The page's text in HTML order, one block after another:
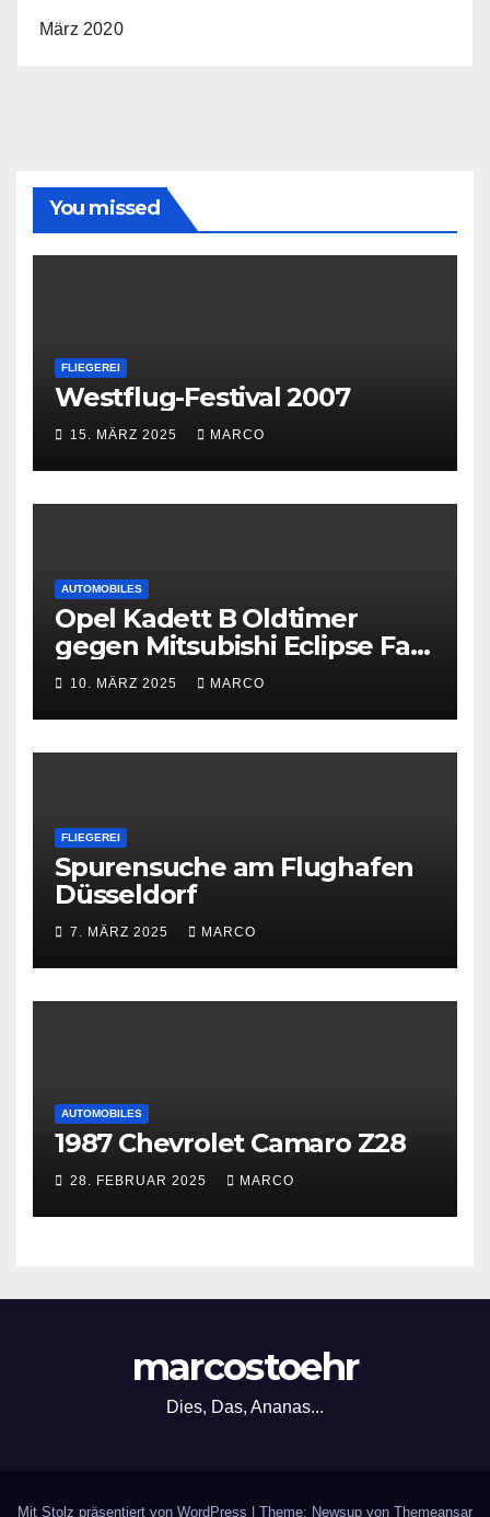
März 2020
You missed
FLIEGEREI
Westflug-Festival 2007
15. MÄRZ 2025 MARCO
AUTOMOBILES
Opel Kadett B Oldtimer
gegen Mitsubishi Eclipse Fast
and Furious
10. MÄRZ 2025 MARCO
FLIEGEREI
Spurensuche am Flughafen
Düsseldorf
7. MÄRZ 2025 MARCO
AUTOMOBILES
1987 Chevrolet Camaro Z28
28. FEBRUAR 2025 MARCO
marcostoehr
Dies, Das, Ananas...
Mit Stolz präsentiert von WordPress Theme: Newsup von Themeansar